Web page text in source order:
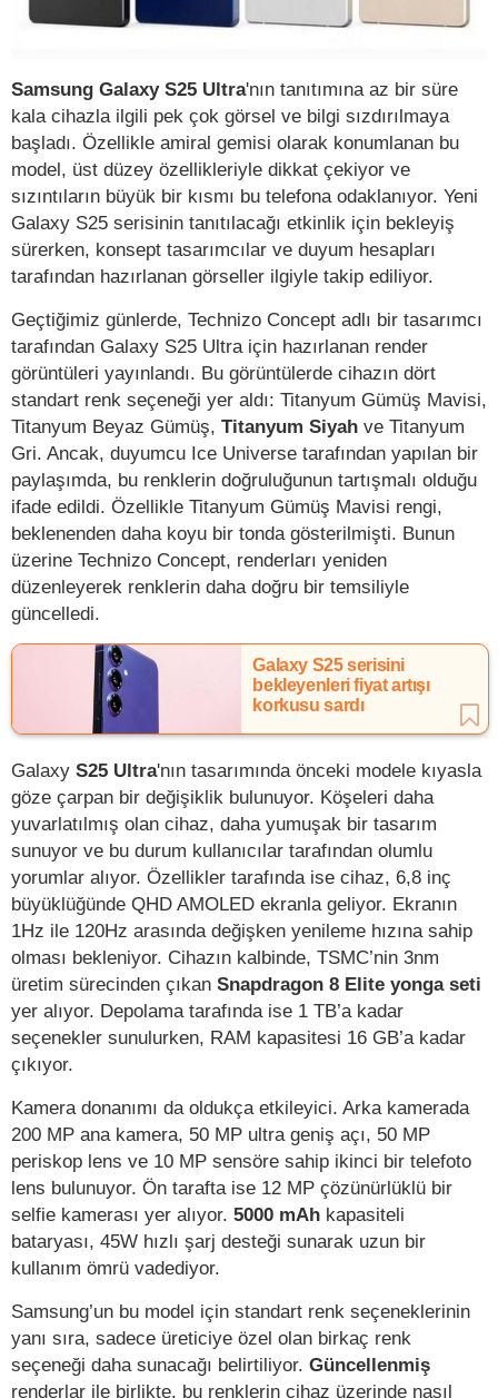
Samsung Galaxy S25 Ultra'nın tanıtımına az bir süre
kala cihazla ilgili pek çok görsel ve bilgi sızdırılmaya
başladı. Özellikle amiral gemisi olarak konumlanan bu
model, üst düzey özellikleriyle dikkat çekiyor ve
sızıntıların büyük bir kısmı bu telefona odaklanıyor. Yeni
Galaxy S25 serisinin tanıtılacağı etkinlik için bekleyiş
sürerken, konsept tasarımcılar ve duyum hesapları
tarafından hazırlanan görseller ilgiyle takip ediliyor.
Geçtiğimiz günlerde, Technizo Concept adlı bir tasarımcı
tarafından Galaxy S25 Ultra için hazırlanan render
görüntüleri yayınlandı. Bu görüntülerde cihazın dört
standart renk seçeneği yer aldı: Titanyum Gümüş Mavisi,
Titanyum Beyaz Gümüş, Titanyum Siyah ve Titanyum
Gri. Ancak, duyumcu Ice Universe tarafından yapılan bir
paylaşımda, bu renklerin doğruluğunun tartışmalı olduğu
ifade edildi. Özellikle Titanyum Gümüş Mavisi rengi,
beklenenden daha koyu bir tonda gösterilmişti. Bunun
üzerine Technizo Concept, renderları yeniden
düzenleyerek renklerin daha doğru bir temsiliyle
güncelledi.
Galaxy S25 serisini
bekleyenleri fiyat artışı
korkusu sardı
Galaxy S25 Ultra'nın tasarımında önceki modele kıyasla
göze çarpan bir değişiklik bulunuyor. Köşeleri daha
yuvarlatılmış olan cihaz, daha yumuşak bir tasarım
sunuyor ve bu durum kullanıcılar tarafından olumlu
yorumlar alıyor. Özellikler tarafında ise cihaz, 6,8 inç
büyüklüğünde QHD AMOLED ekranla geliyor. Ekranın
1Hz ile 120Hz arasında değişken yenileme hızına sahip
olması bekleniyor. Cihazın kalbinde, TSMC’nin 3nm
üretim sürecinden çıkan Snapdragon 8 Elite yonga seti
yer alıyor. Depolama tarafında ise 1 TB’a kadar
seçenekler sunulurken, RAM kapasitesi 16 GB’a kadar
çıkıyor.
Kamera donanımı da oldukça etkileyici. Arka kamerada
200 MP ana kamera, 50 MP ultra geniş açı, 50 MP
periskop lens ve 10 MP sensöre sahip ikinci bir telefoto
lens bulunuyor. Ön tarafta ise 12 MP çözünürlüklü bir
selfie kamerası yer alıyor. 5000 mAh kapasiteli
bataryası, 45W hızlı şarj desteği sunarak uzun bir
kullanım ömrü vadediyor.
Samsung’un bu model için standart renk seçeneklerinin
yanı sıra, sadece üreticiye özel olan birkaç renk
seçeneği daha sunacağı belirtiliyor. Güncellenmiş
renderlar ile birlikte, bu renklerin cihaz üzerinde nasıl